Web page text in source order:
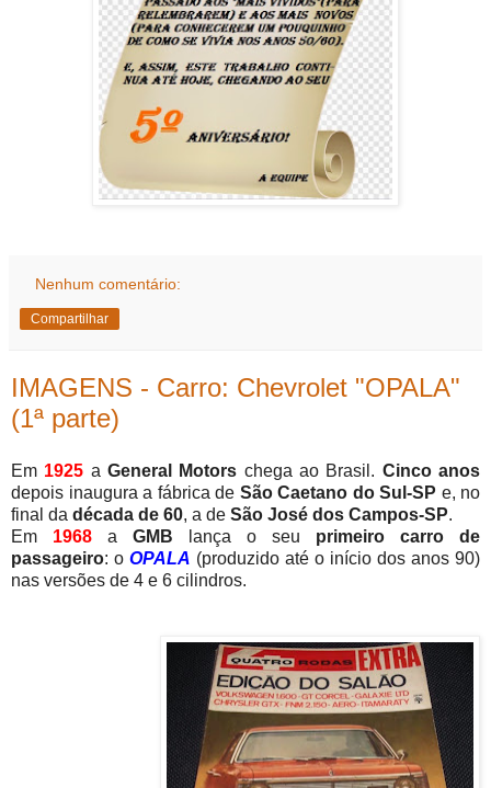
Nenhum comentário:
Compartilhar
IMAGENS - Carro: Chevrolet "OPALA"
(1ª parte)
Em 1925 a General Motors chega ao Brasil. Cinco anos
depois inaugura a fábrica de São Caetano do Sul-SP e, no
final da década de 60, a de São José dos Campos-SP.
Em 1968 a GMB lança o seu primeiro carro de
passageiro: o OPALA (produzido até o início dos anos 90)
nas versões de 4 e 6 cilindros.